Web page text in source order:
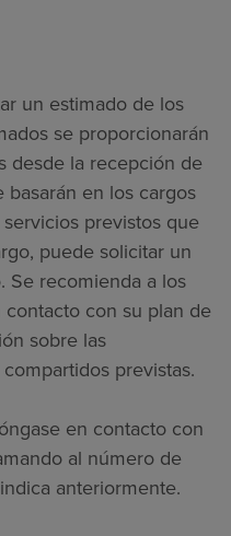
un estimado de los
se proporcionarán
desde la recepción de
basarán en los cargos
previstos que
puede solicitar un
Se recomienda a los
con su plan de
sobre las
previstas.
en contacto con
al número de
anteriormente.